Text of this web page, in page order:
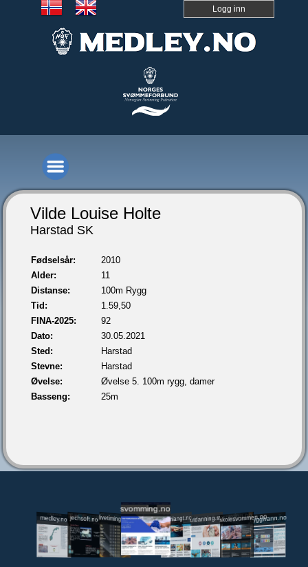
Logg inn
Vilde Louise Holte
Harstad SK
Fødselsår:
2010
Alder:
11
Distanse:
100m Rygg
Tid:
1.59,50
FINA-2025:
92
Dato:
30.05.2021
Sted:
Harstad
Stevne:
Harstad
Øvelse:
Øvelse 5. 100m rygg, damer
Basseng:
25m
medley.no jechsoft.nolivetiming.medley.no
svomming.no
svomlangt.noutdanning.svomming.no
skolesvommen.notryggivann.no